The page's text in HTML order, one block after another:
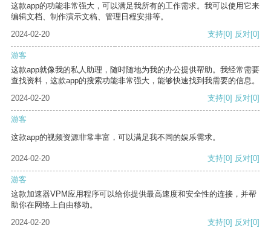
这款app的功能非常强大，可以满足我所有的工作需求。我可以使用它来
编辑文档、制作演示文稿、管理日程安排等。
2024-02-20
支持[0] 反对[0]
游客
这款app就像我的私人助理，随时随地为我的办公提供帮助。我经常需要
查找资料，这款app的搜索功能非常强大，能够快速找到我需要的信息。
2024-02-20
支持[0] 反对[0]
游客
这款app的视频资源非常丰富，可以满足我不同的娱乐需求。
2024-02-20 支持[0] 反对[0]
游客
这款加速器VPM应用程序可以给你提供最高速度和安全性的连接，并帮
助你在网络上自由移动。
2024-02-20
支持[0] 反对[0]